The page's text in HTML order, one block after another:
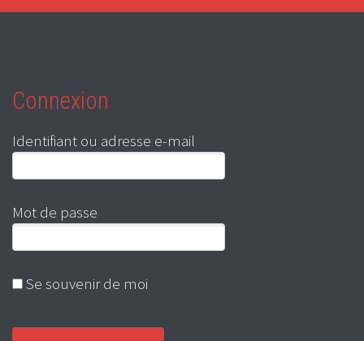
Connexion
Identifiant ou adresse e-mail
Mot de passe
Se souvenir de moi